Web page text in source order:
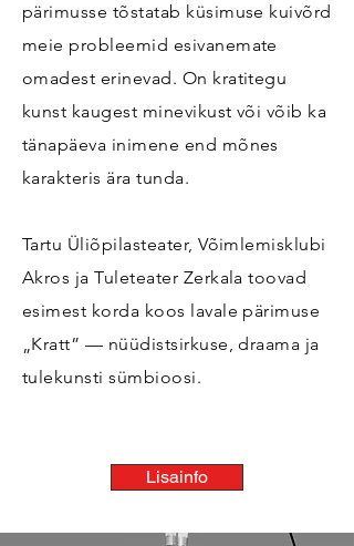
pärimusse tõstatab küsimuse kuivõrd
meie probleemid esivanemate
omadest erinevad. On kratitegu
kunst kaugest minevikust või võib ka
tänapäeva inimene end mõnes
karakteris ära tunda.
Tartu Üliõpilasteater, Võimlemisklubi
Akros ja Tuleteater Zerkala toovad
esimest korda koos lavale pärimuse
„Kratt” — nüüdistsirkuse, draama ja
tulekunsti sümbioosi.
Lisainfo